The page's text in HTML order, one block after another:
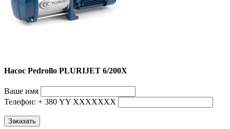
Насос Pedrollo PLURIJET 6/200X
Ваше имя
Телефон: + 380 YY ХХХХХХХ
Заказать